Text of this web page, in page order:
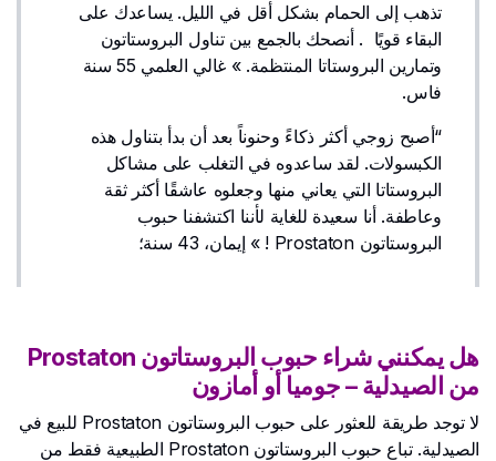
تذهب إلى الحمام بشكل أقل في الليل. يساعدك على
البقاء قويًا . أنصحك بالجمع بين تناول البروستاتون
وتمارين البروستاتا المنتظمة. » غالي العلمي 55 سنة
فاس.
“أصبح زوجي أكثر ذكاءً وحنوناً بعد أن بدأ بتناول هذه
الكبسولات. لقد ساعدوه في التغلب على مشاكل
البروستاتا التي يعاني منها وجعلوه عاشقًا أكثر ثقة
وعاطفة. أنا سعيدة للغاية لأننا اكتشفنا حبوب
البروستاتون Prostaton ! » إيمان، 43 سنة؛
هل يمكنني شراء حبوب البروستاتون Prostaton
من الصيدلية – جوميا أو أمازون
لا توجد طريقة للعثور على حبوب البروستاتون Prostaton للبيع في
الصيدلية. تباع حبوب البروستاتون Prostaton الطبيعية فقط من